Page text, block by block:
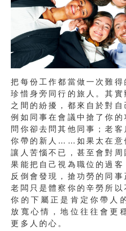
把每份工作都當做一次難得
珍惜身旁同行的旅人。其實
之間的紛擾，都來自於對自
例如同事在會議中搶了你的
問你卻去問其他同事；老
你帶的新人……如果太在意
讓人苦惱不已，甚至會對周
果能把自己視為職位的過客
反倒會發現，搶功勞的同事
老闆只是體察你的辛勞所
你的下屬正是肯定你帶人
放寬心情，地位往往會更
更多人的心。